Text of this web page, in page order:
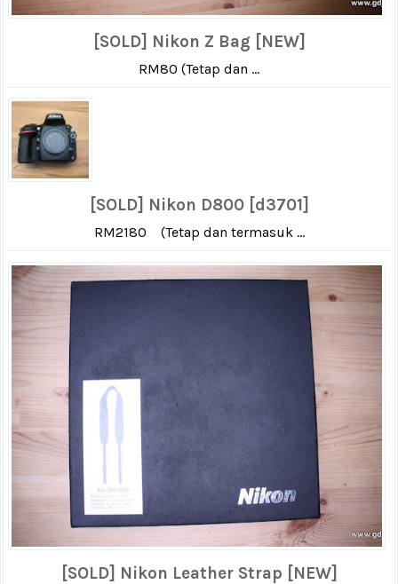
[SOLD] Nikon Z Bag [NEW]
RM80 (Tetap dan ...
[SOLD] Nikon D800 [d3701]
RM2180 (Tetap dan termasuk ...
[SOLD] Nikon Leather Strap [NEW]